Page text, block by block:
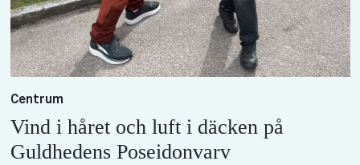
Centrum
Vind i håret och luft i däcken på
Guldhedens Poseidonvarv